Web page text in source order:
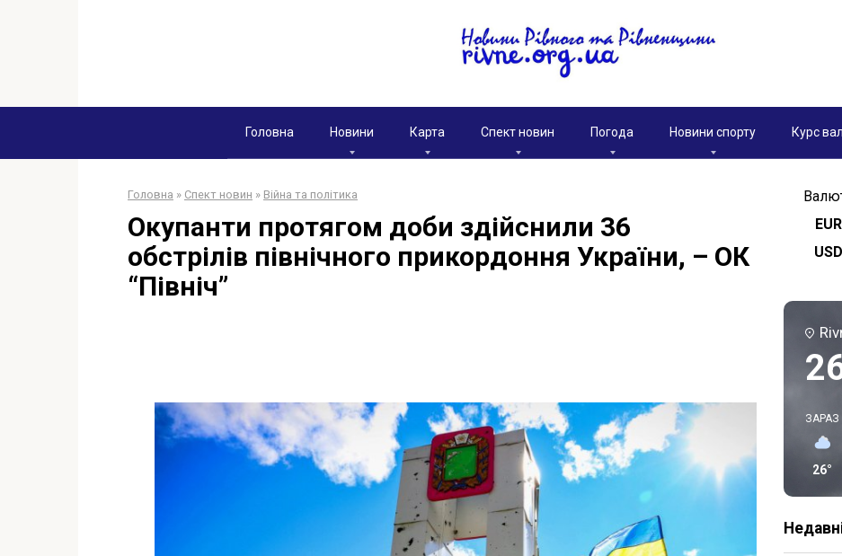
Головна Новини Карта Спект новин Погода Новини спорту Курс
Головна » Спект новин » Війна та політика
Окупанти протягом доби здійснили 36
обстрілів північного прикордоння України, – ОК
“Північ”
EUR
USD
ЗАРАЗ
26°